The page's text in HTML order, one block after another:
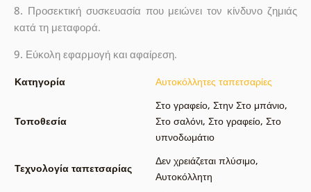
8. Προσεκτική συσκευασία που μειώνει τον κίνδυνο ζημιάς
κατά τη μεταφορά.
9. Εύκολη εφαρμογή και αφαίρεση.
Κατηγορία Αυτοκόλλητες ταπετσαρίες
Τοποθεσία
Στο γραφείο, Στην Στο μπάνιο,
Στο σαλόνι, Στο γραφείο, Στο
υπνοδωμάτιο
Τεχνολογία ταπετσαρίας
Δεν χρειάζεται πλύσιμο,
Αυτοκόλλητη